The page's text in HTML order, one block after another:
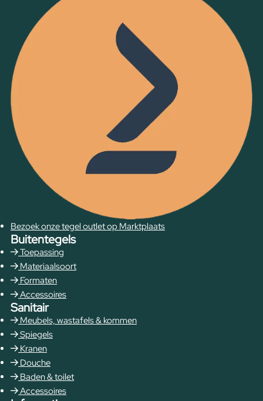
Bezoek onze tegel outlet op Marktplaats
Buitentegels
Toepassing
Materiaalsoort
Formaten
Accessoires
Sanitair
Meubels, wastafels & kommen
Spiegels
Kranen
Douche
Baden & toilet
Accessoires